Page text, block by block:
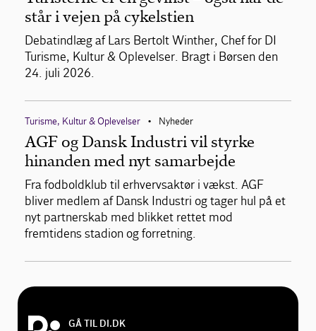
står i vejen på cykelstien
Debatindlæg af Lars Bertolt Winther, Chef for DI
Turisme, Kultur & Oplevelser. Bragt i Børsen den
24. juli 2026.
Turisme, Kultur & Oplevelser • Nyheder
AGF og Dansk Industri vil styrke
hinanden med nyt samarbejde
Fra fodboldklub til erhvervsaktør i vækst. AGF
bliver medlem af Dansk Industri og tager hul på et
nyt partnerskab med blikket rettet mod
fremtidens stadion og forretning.
GÅ TIL DI.DK